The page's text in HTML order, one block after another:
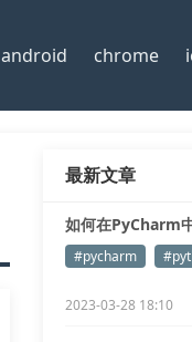
android chrome
最新文章
如何在PyCharm
#pycharm
2023-03-28 18:10